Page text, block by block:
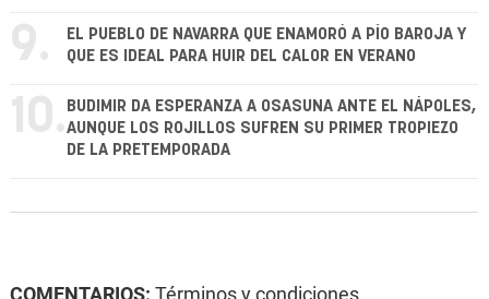
9.
EL PUEBLO DE NAVARRA QUE ENAMORÓ A PÍO BAROJA Y
QUE ES IDEAL PARA HUIR DEL CALOR EN VERANO
10. BUDIMIR DA ESPERANZA A OSASUNA ANTE EL NÁPOLES,
AUNQUE LOS ROJILLOS SUFREN SU PRIMER TROPIEZO
DE LA PRETEMPORADA